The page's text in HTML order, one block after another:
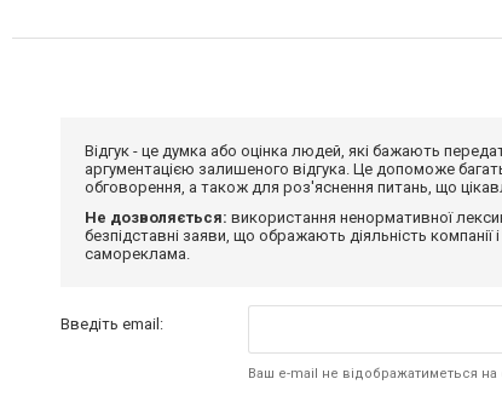
Відгук - це думка або оцінка людей, які бажають
аргументацією залишеного відгука. Це допоможе
обговорення, а також для роз'яснення питань, що
Не дозволяється: використання ненормативної
безпідставні заяви, що ображають діяльність
самореклама.
Введіть email:
Ваш e-mail не відображатиметься на